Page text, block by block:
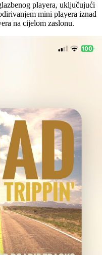
playera, uključujući
mini playera iznad
na cijelom zaslonu.